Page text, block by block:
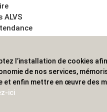
ALVS
Une
l’installation de cookies
de nos services,
enfin mettre en œuvre des
ici